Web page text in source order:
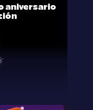
aniversario